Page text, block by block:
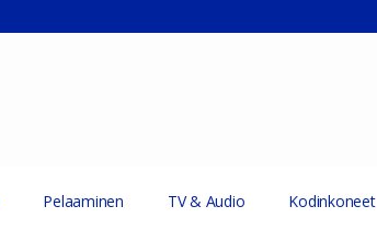
Pelaaminen TV & Audio Kodinkoneet